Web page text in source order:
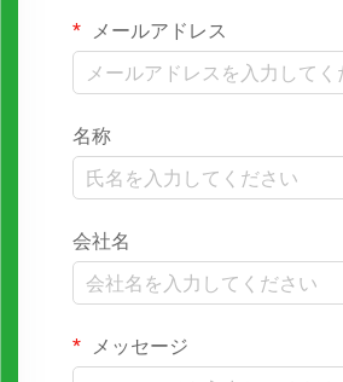
メールアドレス
名称
会社名
メッセージ